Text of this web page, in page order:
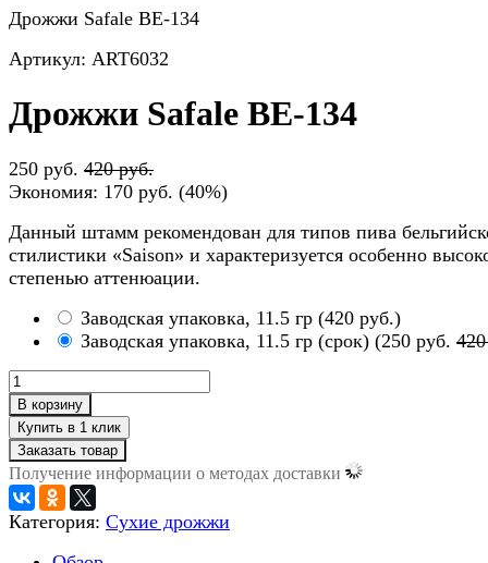
Дрожжи Safale BE-134
Артикул: ART6032
Дрожжи Safale BE-134
250 руб. 420 руб.
Экономия: 170 руб. (40%)
Данный штамм рекомендован для типов пива
стилистики «Saison» и характеризуется особенно
степенью аттенюации.
Заводская упаковка, 11.5 гр (420 руб.)
Заводская упаковка, 11.5 гр (срок) (250 руб.
В корзину
Заказать товар
Получение информации о методах доставки
Категория: Сухие дрожжи